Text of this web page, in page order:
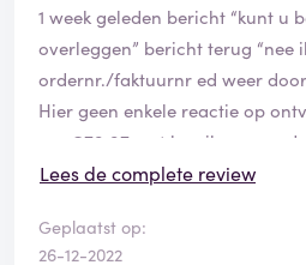
1 week geleden bericht “kunt u
overleggen” bericht terug “nee
ordernr./faktuurnr ed weer
Hier geen enkele reactie op
om €79,97 wat kan ik nu nog
te krijgen?
Lees de complete review
Geplaatst op:
26-12-2022